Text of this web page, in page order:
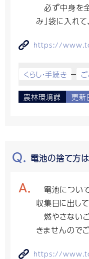
必ず中身を全
み』袋に入れて
https://
くらし・手続き
農林環境課 更新
電池の捨て方は
電池について
収集日に出して
燃やさない
きませんので
https://